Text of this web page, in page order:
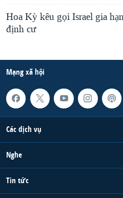
Hoa Kỳ kêu gọi Israel gia
định cư
Mạng xã hội
Các dịch vụ
Nghe
Tin tức